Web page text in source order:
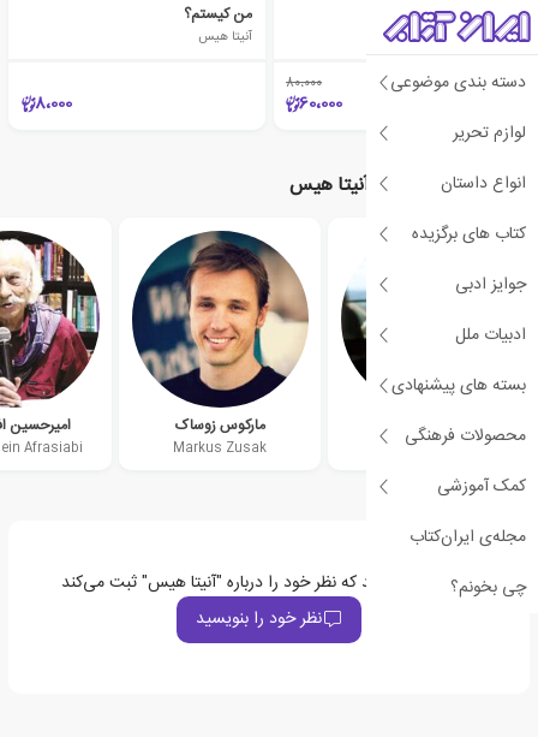
دسته بندی موضوعی
لوازم تحریر
انواع داستان
کتاب های برگزیده
جوایز ادبی
ادبیات ملل
بسته های پیشنهادی
محصولات فرهنگی
کمک آموزشی
مجله‌ی ایران‌کتاب
چی بخونم؟
نژادپرست نیستم، اما…
آنیتا هیس
٪25 80،000
60،000
من کیستم؟
آنیتا هیس
8،000
نویسندگان مرتبط با آنیتا هیس
کیت مورتون
Kate Morton
مارکوس زوساک
Markus Zusak
امیرحسین
Afrasiabi
اولین نفری باشید که نظر خود را درباره "آنیتا هیس" ثبت می‌کند
نظر خود را بنویسید